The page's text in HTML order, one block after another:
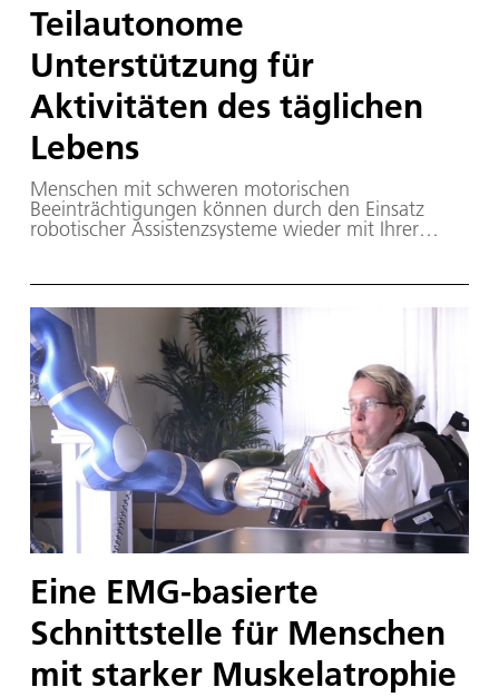
Teilautonome
Unterstützung für
Aktivitäten des täglichen
Lebens
Menschen mit schweren motorischen
Beeinträchtigungen können durch den Einsatz
robotischer Assistenzsysteme wieder mit Ihrer
Eine EMG-basierte
Schnittstelle für Menschen
mit starker Muskelatrophie